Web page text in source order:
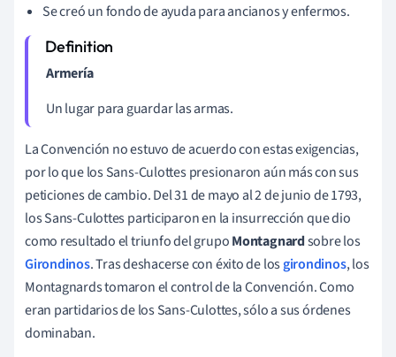
Se creó un fondo de ayuda para ancianos y enfermos.
Armería
Un lugar para guardar las armas.
La Convención no estuvo de acuerdo con estas exigencias,
por lo que los Sans-Culottes presionaron aún más con sus
peticiones de cambio. Del 31 de mayo al 2 de junio de 1793,
los Sans-Culottes participaron en la insurrección que dio
como resultado el triunfo del grupoMontagnardsobre los
Girondinos. Tras deshacerse con éxito de losgirondinos, los
Montagnards tomaron el control de la Convención. Como
eran partidarios de los Sans-Culottes, sólo a sus órdenes
dominaban.